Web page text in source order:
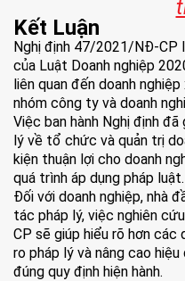
Kết Luận
Nghị định 47/2021/NĐ-CP
của Luật Doanh nghiệp
liên quan đến doanh
nhóm công ty và doanh
Việc ban hành Nghị định
lý về tổ chức và quản trị
kiện thuận lợi cho doanh
quá trình áp dụng pháp luật.
Đối với doanh nghiệp, nhà
tác pháp lý, việc nghiên
CP sẽ giúp hiểu rõ hơn các
ro pháp lý và nâng cao
đúng quy định hiện hành.